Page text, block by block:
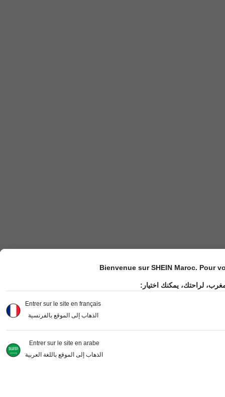
Bienvenue sur SHEIN Maroc. Pour
لراحتك، يمكنك اختيار:
Entrer sur le site en français
الذهاب إلى الموقع بالفرنسية
Entrer sur le site en arabe
الذهاب إلى الموقع باللغة العربية